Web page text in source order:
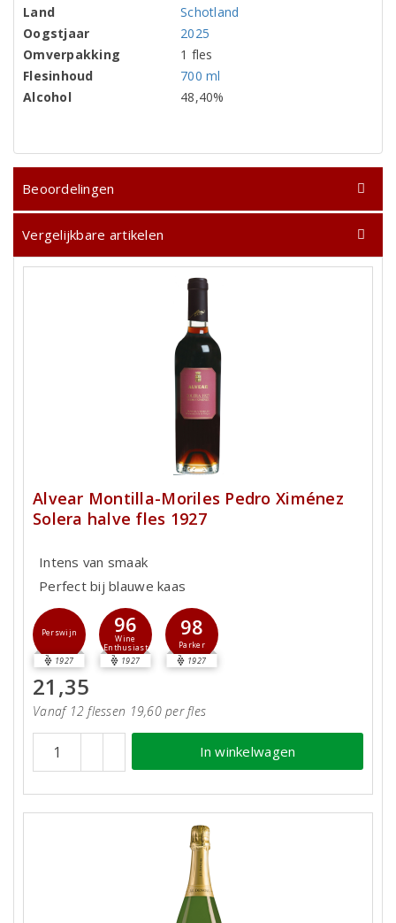
Land
Schotland
Oogstjaar
2025
Omverpakking
1 fles
Flesinhoud
700 ml
Alcohol
48,40%
Beoordelingen
Vergelijkbare artikelen
Alvear Montilla-Moriles Pedro Ximénez
Solera halve fles 1927
Intens van smaak
Perfect bij blauwe kaas
Perswijn
1927
96
Wine
Enthusiast
1927
98
Parker
1927
21,35
Vanaf 12 flessen 19,60 per fles
In winkelwagen